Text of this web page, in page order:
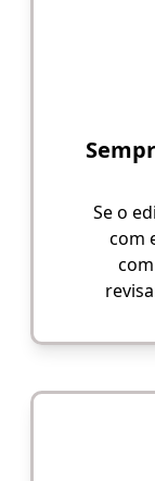
Se o
com